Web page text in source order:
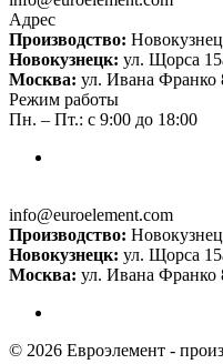
Адрес
Производство:
Новокузнецк: ул. Щорса
Москва: ул. Ивана Франко
Режим работы
Пн. – Пт.: с 9:00 до 18:00
info@euroelement.com
Производство:
Новокузнецк: ул. Щорса
Москва: ул. Ивана Франко
© 2026 Евроэлемент -